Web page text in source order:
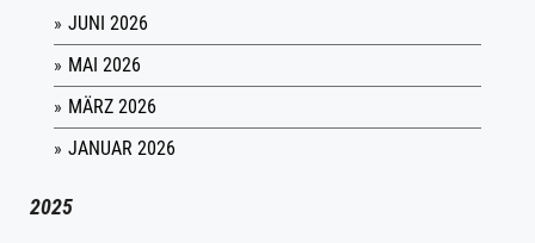
JUNI 2026
MAI 2026
MÄRZ 2026
JANUAR 2026
2025